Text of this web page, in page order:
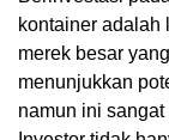
kontainer adalah
merek besar
menunjukkan
namun ini